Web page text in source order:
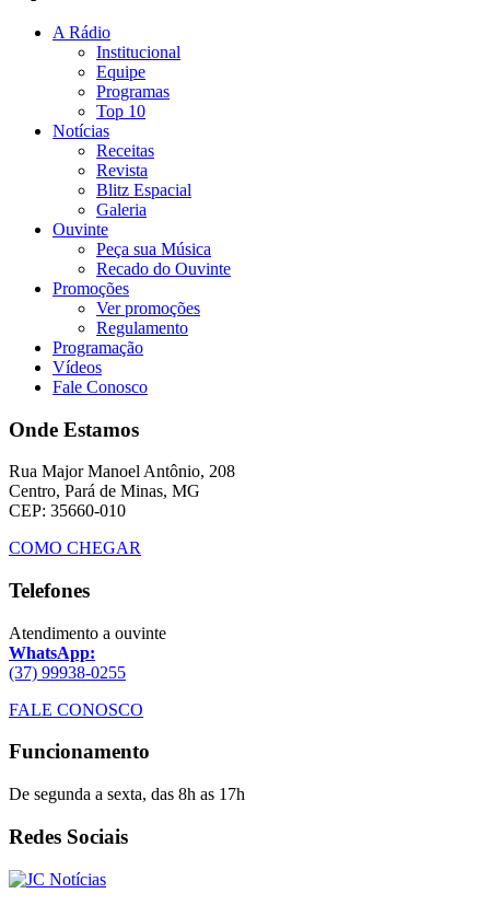
A Rádio
Institucional
Equipe
Programas
Top 10
Notícias
Receitas
Revista
Blitz Espacial
Galeria
Ouvinte
Peça sua Música
Recado do Ouvinte
Promoções
Ver promoções
Regulamento
Programação
Vídeos
Fale Conosco
Onde Estamos
Rua Major Manoel Antônio, 208
Centro, Pará de Minas, MG
CEP: 35660-010
COMO CHEGAR
Telefones
Atendimento a ouvinte
WhatsApp:
(37) 99938-0255
FALE CONOSCO
Funcionamento
De segunda a sexta, das 8h as 17h
Redes Sociais